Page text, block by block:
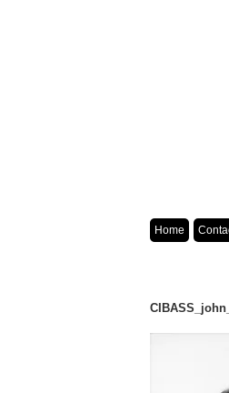
Home